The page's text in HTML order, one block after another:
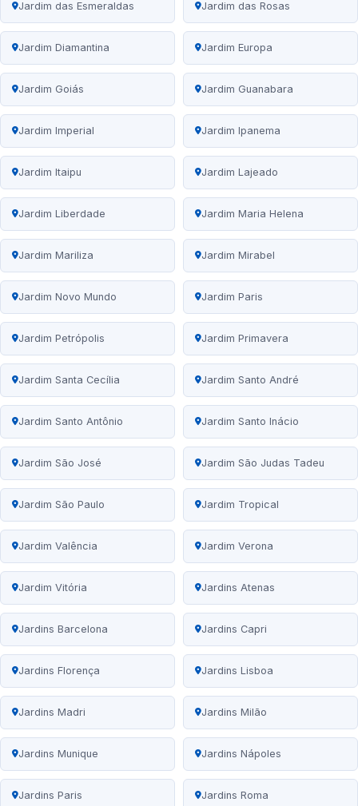
Jardim das Esmeraldas Jardim das Rosas
Jardim Diamantina Jardim Europa
Jardim Goiás Jardim Guanabara
Jardim Imperial Jardim Ipanema
Jardim Itaipu Jardim Lajeado
Jardim Liberdade Jardim Maria Helena
Jardim Mariliza Jardim Mirabel
Jardim Novo Mundo Jardim Paris
Jardim Petrópolis Jardim Primavera
Jardim Santa Cecília Jardim Santo André
Jardim Santo Antônio Jardim Santo Inácio
Jardim São José Jardim São Judas Tadeu
Jardim São Paulo Jardim Tropical
Jardim Valência Jardim Verona
Jardim Vitória Jardins Atenas
Jardins Barcelona Jardins Capri
Jardins Florença Jardins Lisboa
Jardins Madri Jardins Milão
Jardins Munique Jardins Nápoles
Jardins Paris Jardins Roma